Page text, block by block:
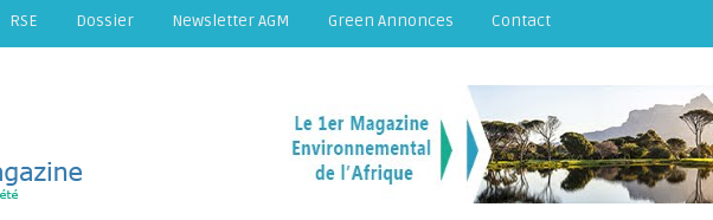
RSE Dossier Newsletter AGM Green Annonces Contact